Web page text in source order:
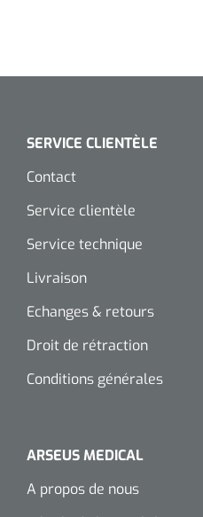
SERVICE CLIENTÈLE
Contact
Service clientèle
Service technique
Livraison
Echanges & retours
Droit de rétraction
Conditions générales
ARSEUS MEDICAL
A propos de nous